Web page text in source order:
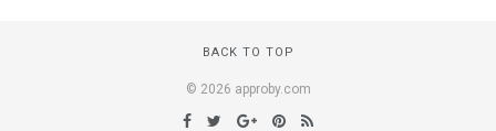
BACK TO TOP
© 2026 approby.com